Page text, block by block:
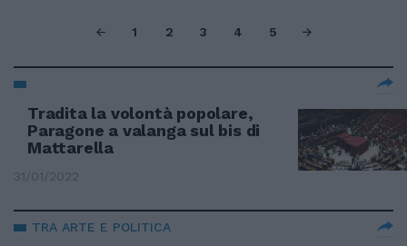
1 2 3 4 5
Tradita la volontà popolare,
Paragone a valanga sul bis di
Mattarella
31/01/2022
TRA ARTE E POLITICA